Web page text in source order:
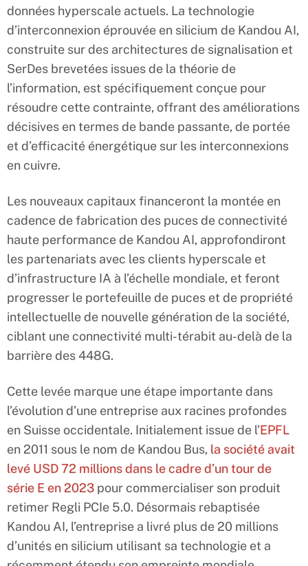
données hyperscale actuels. La technologie
d’interconnexion éprouvée en silicium de Kandou AI,
construite sur des architectures de signalisation et
SerDes brevetées issues de la théorie de
l’information, est spécifiquement conçue pour
résoudre cette contrainte, offrant des améliorations
décisives en termes de bande passante, de portée
et d’efficacité énergétique sur les interconnexions
en cuivre.
Les nouveaux capitaux financeront la montée en
cadence de fabrication des puces de connectivité
haute performance de Kandou AI, approfondiront
les partenariats avec les clients hyperscale et
d’infrastructure IA à l’échelle mondiale, et feront
progresser le portefeuille de puces et de propriété
intellectuelle de nouvelle génération de la société,
ciblant une connectivité multi-térabit au-delà de la
barrière des 448G.
Cette levée marque une étape importante dans
l’évolution d’une entreprise aux racines profondes
en Suisse occidentale. Initialement issue de l’EPFL
en 2011 sous le nom de Kandou Bus, la société avait
levé USD 72 millions dans le cadre d’un tour de
série E en 2023 pour commercialiser son produit
retimer Regli PCIe 5.0. Désormais rebaptisée
Kandou AI, l’entreprise a livré plus de 20 millions
d’unités en silicium utilisant sa technologie et a